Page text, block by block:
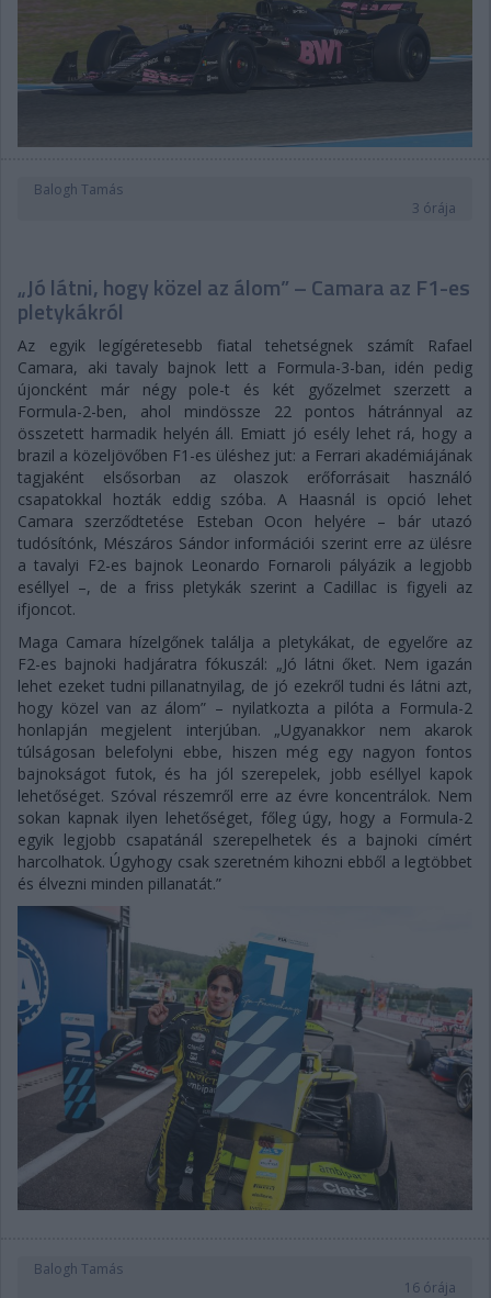
Balogh Tamás
3 órája
„Jó látni, hogy közel az álom” – Camara az F1-es
pletykákról
Az egyik legígéretesebb fiatal tehetségnek számít Rafael
Camara, aki tavaly bajnok lett a Formula-3-ban, idén pedig
újoncként már négy pole-t és két győzelmet szerzett a
Formula-2-ben, ahol mindössze 22 pontos hátránnyal az
összetett harmadik helyén áll. Emiatt jó esély lehet rá, hogy a
brazil a közeljövőben F1-es üléshez jut: a Ferrari akadémiájának
tagjaként elsősorban az olaszok erőforrásait használó
csapatokkal hozták eddig szóba. A Haasnál is opció lehet
Camara szerződtetése Esteban Ocon helyére – bár utazó
tudósítónk, Mészáros Sándor információi szerint erre az ülésre
a tavalyi F2-es bajnok Leonardo Fornaroli pályázik a legjobb
eséllyel –, de a friss pletykák szerint a Cadillac is figyeli az
ifjoncot.
Maga Camara hízelgőnek találja a pletykákat, de egyelőre az
F2-es bajnoki hadjáratra fókuszál: „Jó látni őket. Nem igazán
lehet ezeket tudni pillanatnyilag, de jó ezekről tudni és látni azt,
hogy közel van az álom” – nyilatkozta a pilóta a Formula-2
honlapján megjelent interjúban. „Ugyanakkor nem akarok
túlságosan belefolyni ebbe, hiszen még egy nagyon fontos
bajnokságot futok, és ha jól szerepelek, jobb eséllyel kapok
lehetőséget. Szóval részemről erre az évre koncentrálok. Nem
sokan kapnak ilyen lehetőséget, főleg úgy, hogy a Formula-2
egyik legjobb csapatánál szerepelhetek és a bajnoki címért
harcolhatok. Úgyhogy csak szeretném kihozni ebből a legtöbbet
és élvezni minden pillanatát.”
Balogh Tamás
16 órája